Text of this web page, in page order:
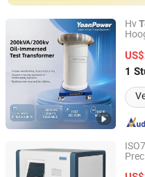
Hv
1
Hubei Yoan Electrical
Hubei, China
GOLDEN TIME